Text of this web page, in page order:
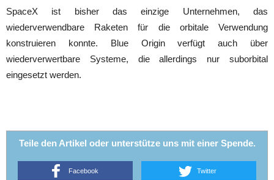
SpaceX ist bisher das einzige Unternehmen, das
wiederverwendbare Raketen für die orbitale Verwendung
konstruieren konnte. Blue Origin verfügt auch über
wiederverwertbare Systeme, die allerdings nur suborbital
eingesetzt werden.
Teile den Artikel oder unterstütze uns mit einer Spende.
Facebook Twitter